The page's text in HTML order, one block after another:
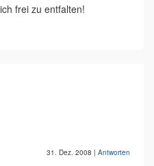
frei zu entfalten!
31. Dez. 2008 | Antworten